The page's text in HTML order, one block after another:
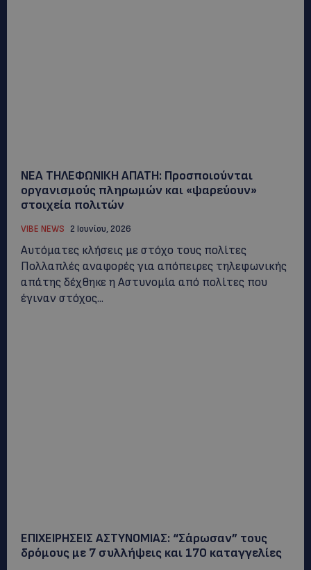
ΝΕΑ ΤΗΛΕΦΩΝΙΚΗ ΑΠΑΤΗ: Προσποιούνται
οργανισμούς πληρωμών και «ψαρεύουν»
στοιχεία πολιτών
VIBE NEWS 2 Ιουνίου, 2026
Αυτόματες κλήσεις με στόχο τους πολίτες
Πολλαπλές αναφορές για απόπειρες τηλεφωνικής
απάτης δέχθηκε η Αστυνομία από πολίτες που
έγιναν στόχος...
ΕΠΙΧΕΙΡΗΣΕΙΣ ΑΣΤΥΝΟΜΙΑΣ: “Σάρωσαν” τους
δρόμους με 7 συλλήψεις και 170 καταγγελίες